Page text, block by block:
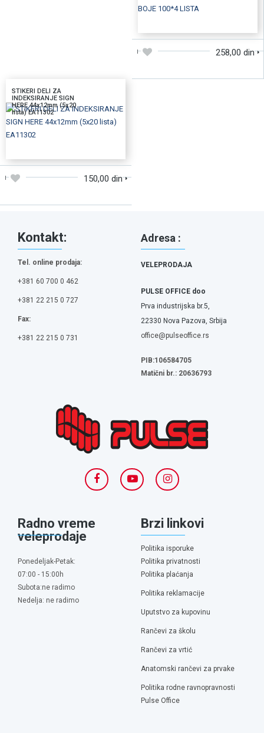
258,00 din
STIKERI DELI ZA
INDEKSIRANJE SIGN
HERE 44x12mm (5x20
lista) EA11302
150,00 din
Kontakt:
Tel. online prodaja:
+381 60 700 0 462
+381 22 215 0 727
Fax:
+381 22 215 0 731
Adresa :
VELEPRODAJA
PULSE OFFICE doo
Prva industrijska br.5,
22330 Nova Pazova, Srbija
office@pulseoffice.rs
PIB:106584705
Matični br.: 20636793
Radno vreme
veleprodaje
Ponedeljak-Petak:
07:00 - 15:00h
Subota:ne radimo
Nedelja: ne radimo
Brzi linkovi
Politika isporuke
Politika privatnosti
Politika plaćanja
Politika reklamacije
Uputstvo za kupovinu
Rančevi za školu
Rančevi za vrtić
Anatomski rančevi za prvake
Politika rodne ravnopravnosti
Pulse Office